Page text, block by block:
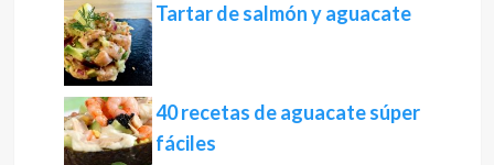
Tartar de salmón y aguacate
40 recetas de aguacate súper
fáciles